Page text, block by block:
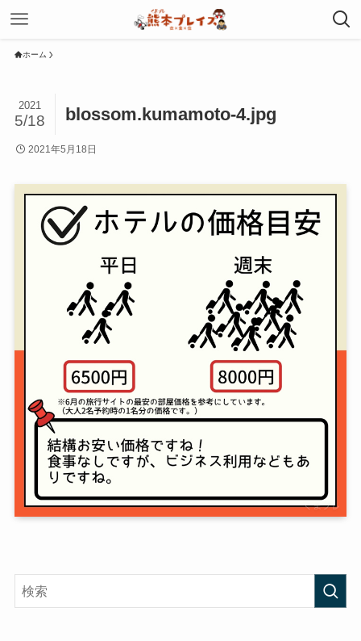
ホーム
blossom.kumamoto-4.jpg
2021
5/18
2021年5月18日